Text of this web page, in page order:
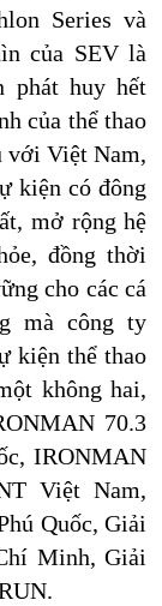
Series và
của SEV là
phát huy hết
của thể thao
với Việt Nam,
kiện có đông
mở rộng hệ
đồng thời
cho các cá
mà công ty
kiện thể thao
không hai,
70.3
IRONMAN
Việt Nam,
Quốc, Giải
Minh, Giải